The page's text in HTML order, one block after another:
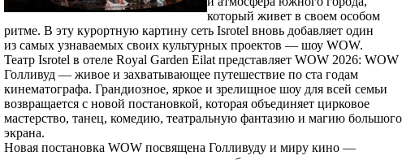
который живет в своем особом
ритме. В эту курортную картину сеть Isrotel вновь добавляет один
из самых узнаваемых своих культурных проектов — шоу WOW.
Театр Isrotel в отеле Royal Garden Eilat представляет WOW 2026: WOW
Голливуд — живое и захватывающее путешествие по ста годам
кинематографа. Грандиозное, яркое и зрелищное шоу для всей семьи
возвращается с новой постановкой, которая объединяет цирковое
мастерство, танец, комедию, театральную фантазию и магию большого
экрана.
Новая постановка WOW посвящена Голливуду и миру кино —